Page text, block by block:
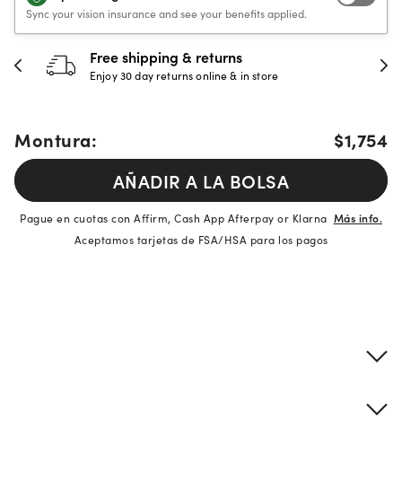
Sync your vision insurance and see your benefits applied.
Free shipping & returns
Enjoy 30 day returns online & in store
Montura:
$1,754
AÑADIR A LA BOLSA
Pague en cuotas con Affirm, Cash App Afterpay or Klarna Más info.
Aceptamos tarjetas de FSA/HSA para los pagos